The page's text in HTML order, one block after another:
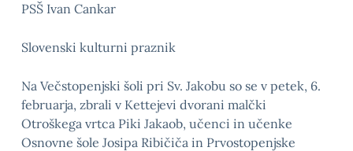
PSŠ Ivan Cankar
Slovenski kulturni praznik
Na Večstopenjski šoli pri Sv. Jakobu so se v petek, 6.
februarja, zbrali v Kettejevi dvorani malčki
Otroškega vrtca Piki Jakaob, učenci in učenke
Osnovne šole Josipa Ribičiča in Prvostopenjske